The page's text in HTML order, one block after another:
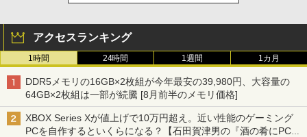
アクセスランキング
1時間 24時間 1週間 1カ月
DDR5メモリの16GB×2枚組が今年最安の39,980円、大容量の
64GB×2枚組は一部が続騰 [8月前半のメモリ価格]
XBOX Series Xが値上げで10万円超え。近い性能のゲーミング
PCを自作するといくらになる？【石田賀津男の『酒の肴にPCゲ